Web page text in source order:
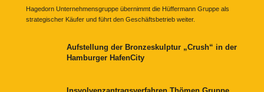
Hagedorn Unternehmensgruppe übernimmt die Hüffermann Gruppe als
strategischer Käufer und führt den Geschäftsbetrieb weiter.
Aufstellung der Bronzeskulptur „Crush“ in der
Hamburger HafenCity